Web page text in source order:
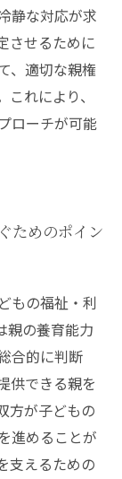
静な対応が求
させるために
、適切な親権
れにより、
ローチが可能
ためのポイン
もの福祉・利
親の養育能力
合的に判断
供できる親を
方が子どもの
進めることが
支えるための